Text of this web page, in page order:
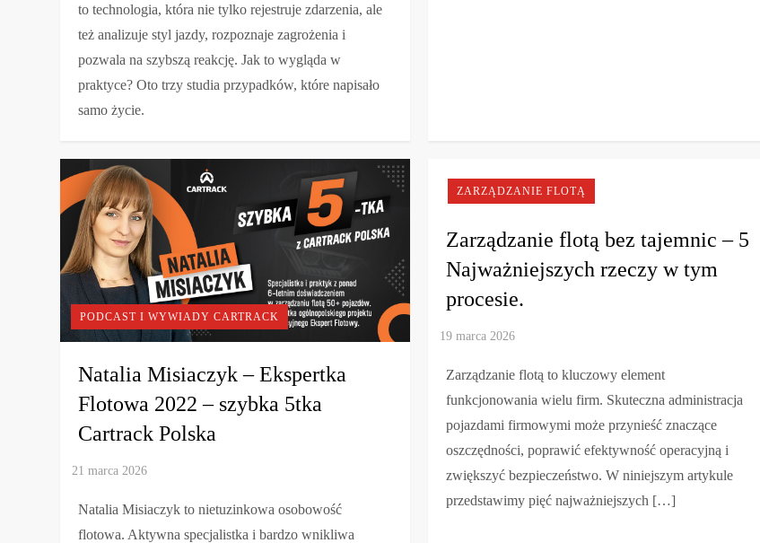
to technologia, która nie tylko rejestruje zdarzenia, ale
też analizuje styl jazdy, rozpoznaje zagrożenia i
pozwala na szybszą reakcję. Jak to wygląda w
praktyce? Oto trzy studia przypadków, które napisało
samo życie.
PODCAST I WYWIADY CARTRACK
Natalia Misiaczyk – Ekspertka
Flotowa 2022 – szybka 5tka
Cartrack Polska
Natalia Misiaczyk to nietuzinkowa osobowość
flotowa. Aktywna specjalistka i bardzo wnikliwa
ZARZĄDZANIE FLOTĄ
Zarządzanie flotą bez tajemnic – 5
Najważniejszych rzeczy w tym
procesie.
Zarządzanie flotą to kluczowy element
funkcjonowania wielu firm. Skuteczna administracja
pojazdami firmowymi może przynieść znaczące
oszczędności, poprawić efektywność operacyjną i
zwiększyć bezpieczeństwo. W niniejszym artykule
przedstawimy pięć najważniejszych […]